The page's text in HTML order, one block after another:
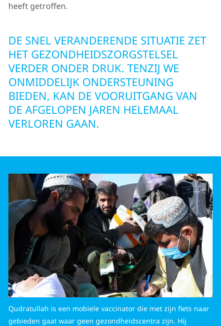
heeft getroffen.
DE SNEL VERANDERENDE SITUATIE ZET
HET GEZONDHEIDSZORGSTELSEL
VERDER ONDER DRUK. TENZIJ WE
ONMIDDELIJK ONDERSTEUNING
BIEDEN, KAN DE VOORUITGANG VAN
DE AFGELOPEN JAREN HELEMAAL
VERLOREN GAAN.
Qudratullah is een mobiele vaccinator die met zijn fiets naar
gebieden gaat waar geen gezondheidscentra zijn. Hij